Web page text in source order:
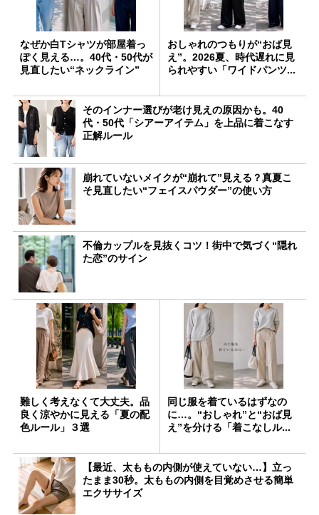
なぜか白Tシャツが部屋着っ
ぽく見える…。40代・50代が
見直したい“ネックライン”
おしゃれのつもりが“おば見
え”。2026夏、時代遅れに見
られやすい「ワイドパンツ...
そのインナー選びが老け見えの原因かも。40
代・50代「シアーアイテム」を上品に着こなす
正解ルール
崩れていないメイクが“崩れて”見える？真夏こ
そ見直したい“フェイスパウダー”の使い方
不倫カップルを見抜くコツ！街中で気づく“隠れ
た恋”のサイン
難しく考えなくて大丈夫。品
良く涼やかに見える「夏の配
色ルール」３選
同じ服を着ているはずなの
に…。“おしゃれ”と“おば見
え”を分ける「着こなしル...
【最近、太ももの内側が使えていない…】立っ
たまま30秒。太ももの内側を目覚めさせる簡単
エクササイズ